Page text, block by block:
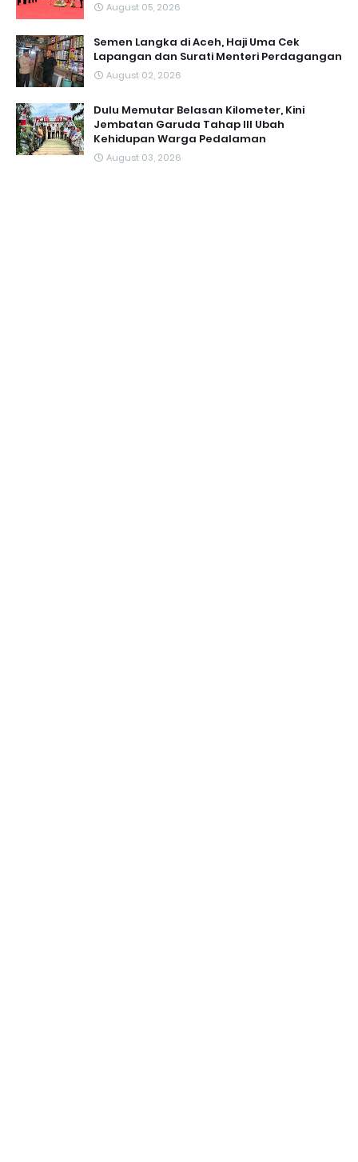
August 05, 2026
Semen Langka di Aceh, Haji Uma Cek
Lapangan dan Surati Menteri Perdagangan
August 02, 2026
Dulu Memutar Belasan Kilometer, Kini
Jembatan Garuda Tahap III Ubah
Kehidupan Warga Pedalaman ‎
August 03, 2026